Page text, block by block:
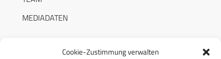
Cookie-Zustimmung verwalten
MEDIADATEN